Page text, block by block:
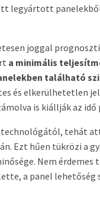
legyártott
joggal
a minimális
található
és elkerülhetetlen
is kiállják az idő
tehát
Ezt hűen tükrözi a
Nem érdemes
a panel lehetőség